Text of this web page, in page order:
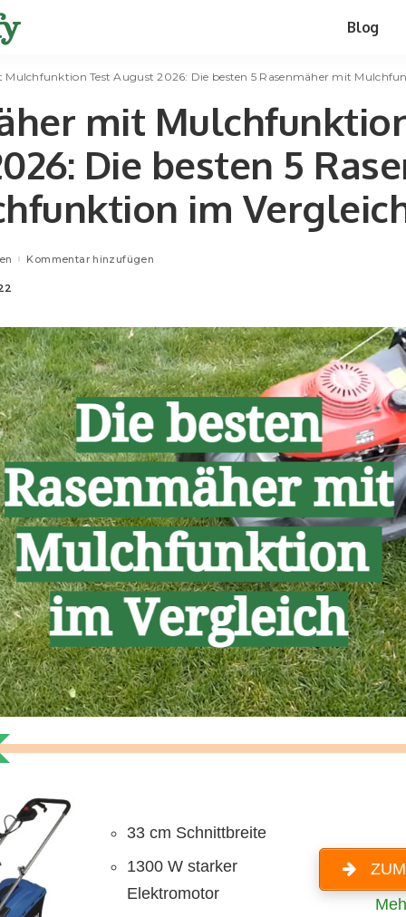
Blog
Mulchfunktion Test August 2026: Die besten 5 Rasenmäher mit
mit
Die besten 5
im
Kommentar hinzufügen
33 cm Schnittbreite
1300 W starker
Elektromotor